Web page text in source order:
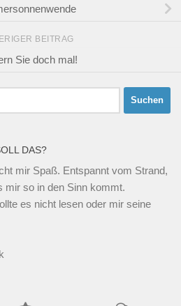
BEITRAG
Sie doch mal!
DAS?
mir Spaß. Entspannt vom Strand,
mir so in den Sinn kommt.
es nicht lesen oder mir seine